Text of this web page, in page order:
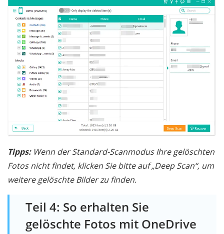
Tipps:Wenn der Standard-Scanmodus Ihre gelöschten
Fotos nicht findet, klicken Sie bitte auf „Deep Scan“, um
weitere gelöschte Bilder zu finden.
Teil 4: So erhalten Sie
gelöschte Fotos mit OneDrive